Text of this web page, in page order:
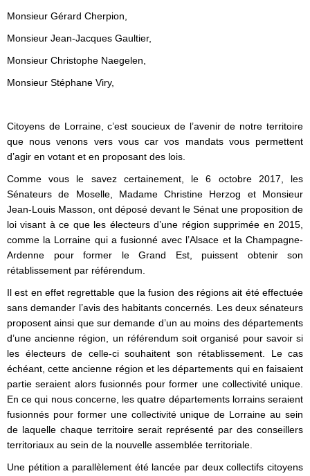
Monsieur Gérard Cherpion,
Monsieur Jean-Jacques Gaultier,
Monsieur Christophe Naegelen,
Monsieur Stéphane Viry,
Citoyens de Lorraine, c’est soucieux de l’avenir de notre territoire
que nous venons vers vous car vos mandats vous permettent
d’agir en votant et en proposant des lois.
Comme vous le savez certainement, le 6 octobre 2017, les
Sénateurs de Moselle, Madame Christine Herzog et Monsieur
Jean-Louis Masson, ont déposé devant le Sénat une proposition de
loi visant à ce que les électeurs d’une région supprimée en 2015,
comme la Lorraine qui a fusionné avec l’Alsace et la Champagne-
Ardenne pour former le Grand Est, puissent obtenir son
rétablissement par référendum.
Il est en effet regrettable que la fusion des régions ait été effectuée
sans demander l’avis des habitants concernés. Les deux sénateurs
proposent ainsi que sur demande d’un au moins des départements
d’une ancienne région, un référendum soit organisé pour savoir si
les électeurs de celle-ci souhaitent son rétablissement. Le cas
échéant, cette ancienne région et les départements qui en faisaient
partie seraient alors fusionnés pour former une collectivité unique.
En ce qui nous concerne, les quatre départements lorrains seraient
fusionnés pour former une collectivité unique de Lorraine au sein
de laquelle chaque territoire serait représenté par des conseillers
territoriaux au sein de la nouvelle assemblée territoriale.
Une pétition a parallèlement été lancée par deux collectifs citoyens